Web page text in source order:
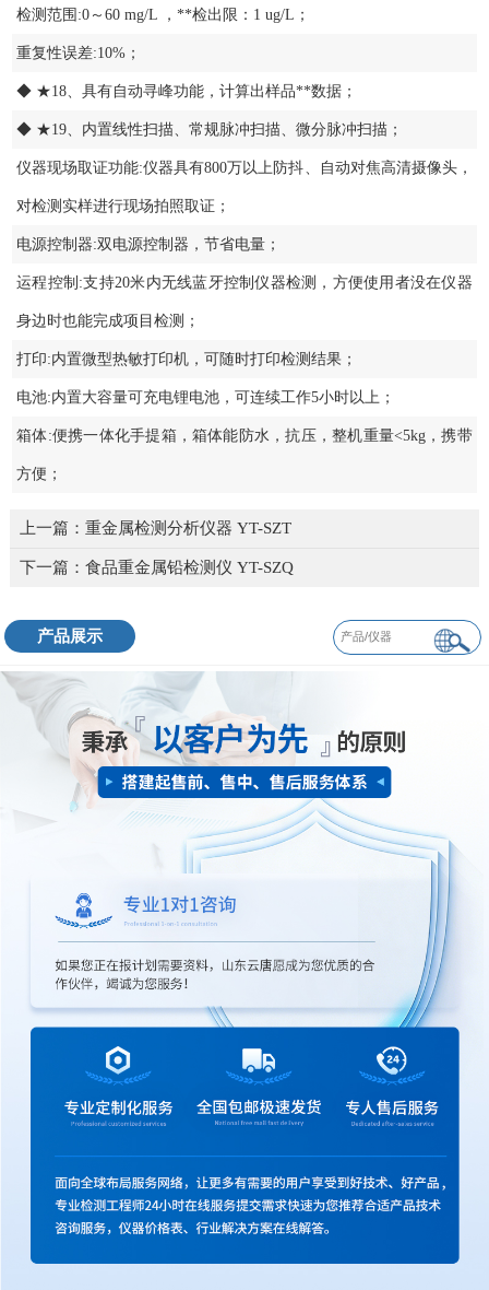
检测范围:0～60 mg/L ，**检出限：1 ug/L；
重复性误差:10%；
◆ ★18、具有自动寻峰功能，计算出样品**数据；
◆ ★19、内置线性扫描、常规脉冲扫描、微分脉冲扫描；
仪器现场取证功能:仪器具有800万以上防抖、自动对焦高清摄像头，
对检测实样进行现场拍照取证；
电源控制器:双电源控制器，节省电量；
运程控制:支持20米内无线蓝牙控制仪器检测，方便使用者没在仪器
身边时也能完成项目检测；
打印:内置微型热敏打印机，可随时打印检测结果；
电池:内置大容量可充电锂电池，可连续工作5小时以上；
箱体:便携一体化手提箱，箱体能防水，抗压，整机重量<5kg，携带
方便；
上一篇： 重金属检测分析仪器 YT-SZT
下一篇： 食品重金属铅检测仪 YT-SZQ
产品展示